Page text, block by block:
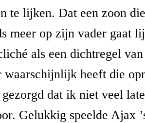
te lijken. Dat een zoon
meer op zijn vader gaat
als een dichtregel
waarschijnlijk heeft die
dat ik niet veel
Gelukkig speelde Ajax